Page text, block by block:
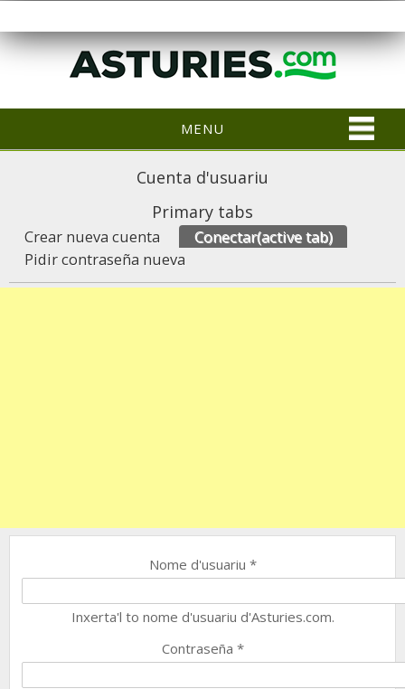
MENU
Cuenta d'usuariu
Primary tabs
Crear nueva cuenta Conectar(active tab)
Pidir contraseña nueva
Nome d'usuariu *
Inxerta'l to nome d'usuariu d'Asturies.com.
Contraseña *